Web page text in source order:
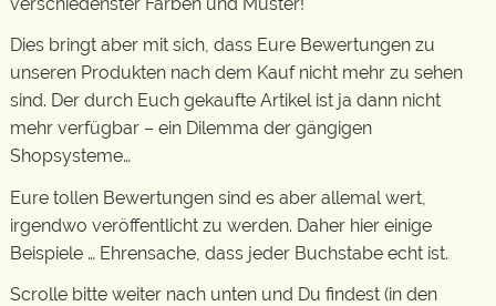
Dies bringt aber mit sich, dass Eure Bewertungen zu
unseren Produkten nach dem Kauf nicht mehr zu sehen
sind. Der durch Euch gekaufte Artikel ist ja dann nicht
mehr verfügbar – ein Dilemma der gängigen
Shopsysteme…
Eure tollen Bewertungen sind es aber allemal wert,
irgendwo veröffentlicht zu werden. Daher hier einige
Beispiele … Ehrensache, dass jeder Buchstabe echt ist.
Scrolle bitte weiter nach unten und Du findest (in den